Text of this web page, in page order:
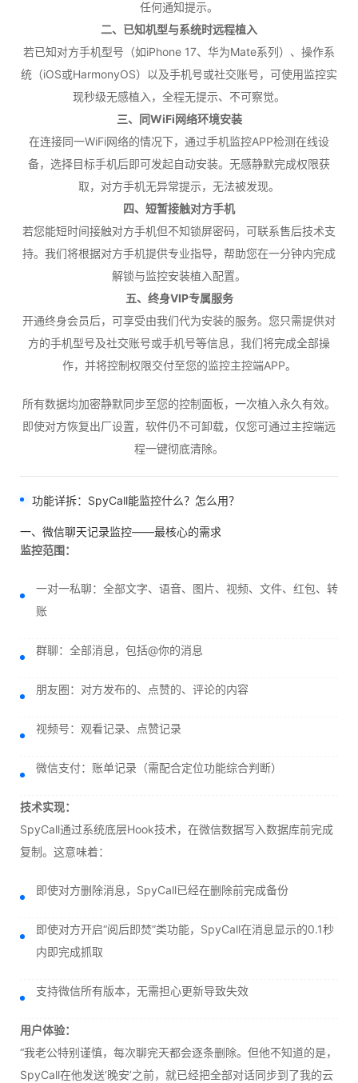
任何通知提示。
二、已知机型与系统时远程植入
若已知对方手机型号（如iPhone 17、华为Mate系列）、操作系
统（iOS或HarmonyOS）以及手机号或社交账号，可使用监控实
现秒级无感植入，全程无提示、不可察觉。
三、同WiFi网络环境安装
在连接同一WiFi网络的情况下，通过手机监控APP检测在线设
备，选择目标手机后即可发起自动安装。无感静默完成权限获
取，对方手机无异常提示，无法被发现。
四、短暂接触对方手机
若您能短时间接触对方手机但不知锁屏密码，可联系售后技术支
持。我们将根据对方手机提供专业指导，帮助您在一分钟内完成
解锁与监控安装植入配置。
五、终身VIP专属服务
开通终身会员后，可享受由我们代为安装的服务。您只需提供对
方的手机型号及社交账号或手机号等信息，我们将完成全部操
作，并将控制权限交付至您的监控主控端APP。
所有数据均加密静默同步至您的控制面板，一次植入永久有效。
即使对方恢复出厂设置，软件仍不可卸载，仅您可通过主控端远
程一键彻底清除。
功能详拆：SpyCall能监控什么？怎么用？
一、微信聊天记录监控——最核心的需求
监控范围：
一对一私聊：全部文字、语音、图片、视频、文件、红包、转
账
群聊：全部消息，包括@你的消息
朋友圈：对方发布的、点赞的、评论的内容
视频号：观看记录、点赞记录
微信支付：账单记录（需配合定位功能综合判断）
技术实现：
SpyCall通过系统底层Hook技术，在微信数据写入数据库前完成
复制。这意味着：
即使对方删除消息，SpyCall已经在删除前完成备份
即使对方开启“阅后即焚”类功能，SpyCall在消息显示的0.1秒
内即完成抓取
支持微信所有版本，无需担心更新导致失效
用户体验：
“我老公特别谨慎，每次聊完天都会逐条删除。但他不知道的是，
SpyCall在他发送‘晚安’之前，就已经把全部对话同步到了我的云